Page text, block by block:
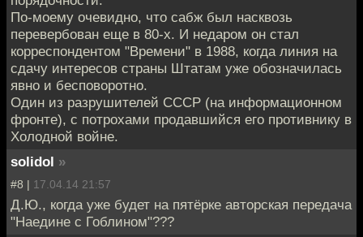
По-моему очевидно, что сабж был насквозь
перевербован еще в 80-х. И недаром он стал
корреспондентом "Времени" в 1988, когда линия на
сдачу интересов страны Штатам уже обозначилась
явно и бесповоротно.
Один из разрушителей СССР (на информационном
фронте), с потрохами продавшийся его противнику в
Холодной войне.
solidol »
#8 | 17.04.14 21:57
Д.Ю., когда уже будет на пятёрке авторская передача
"Наедине с Гоблином"???